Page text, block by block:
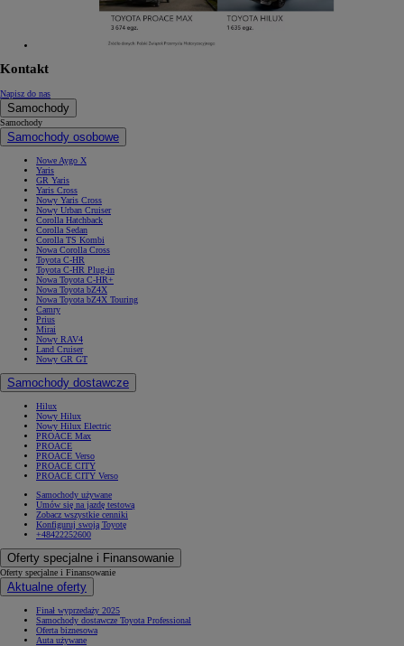
Kontakt
Napisz do nas
Samochody
Samochody
Samochody osobowe
Nowe Aygo X
Yaris
GR Yaris
Yaris Cross
Nowy Yaris Cross
Nowy Urban Cruiser
Corolla Hatchback
Corolla Sedan
Corolla TS Kombi
Nowa Corolla Cross
Toyota C-HR
Toyota C-HR Plug-in
Nowa Toyota C-HR+
Nowa Toyota bZ4X
Nowa Toyota bZ4X Touring
Camry
Prius
Mirai
Nowy RAV4
Land Cruiser
Nowy GR GT
Samochody dostawcze
Hilux
Nowy Hilux
Nowy Hilux Electric
PROACE Max
PROACE
PROACE Verso
PROACE CITY
PROACE CITY Verso
Samochody używane
Umów się na jazdę testową
Zobacz wszystkie cenniki
Konfiguruj swoją Toyotę
+48422252600
Oferty specjalne i Finansowanie
Oferty specjalne i Finansowanie
Aktualne oferty
Finał wyprzedaży 2025
Samochody dostawcze Toyota Professional
Oferta biznesowa
Auta używane